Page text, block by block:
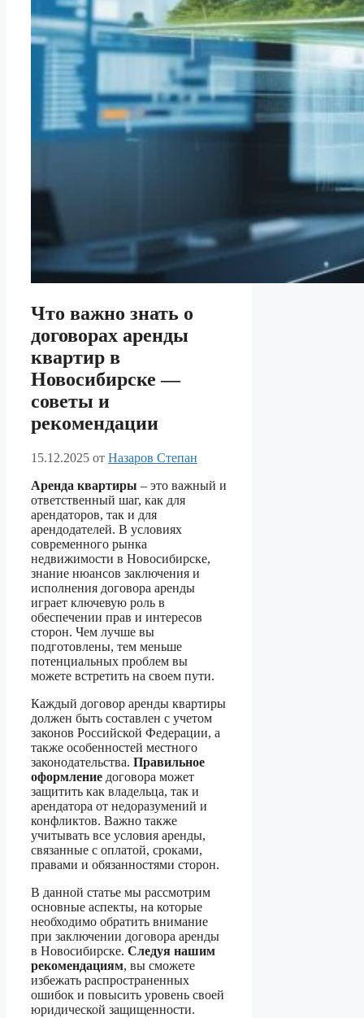
Что важно знать о
договорах аренды
квартир в
Новосибирске —
советы и
рекомендации
15.12.2025 от Назаров Степан
Аренда квартиры – это важный и
ответственный шаг, как для
арендаторов, так и для
арендодателей. В условиях
современного рынка
недвижимости в Новосибирске,
знание нюансов заключения и
исполнения договора аренды
играет ключевую роль в
обеспечении прав и интересов
сторон. Чем лучше вы
подготовлены, тем меньше
потенциальных проблем вы
можете встретить на своем пути.
Каждый договор аренды квартиры
должен быть составлен с учетом
законов Российской Федерации, а
также особенностей местного
законодательства. Правильное
оформление договора может
защитить как владельца, так и
арендатора от недоразумений и
конфликтов. Важно также
учитывать все условия аренды,
связанные с оплатой, сроками,
правами и обязанностями сторон.
В данной статье мы рассмотрим
основные аспекты, на которые
необходимо обратить внимание
при заключении договора аренды
в Новосибирске. Следуя нашим
рекомендациям, вы сможете
избежать распространенных
ошибок и повысить уровень своей
юридической защищенности.